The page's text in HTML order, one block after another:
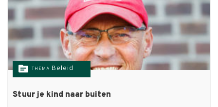
topic THEMA Beleid
Stuur je kind naar buiten